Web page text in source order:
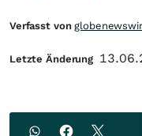
Verfasst von
Letzte Änderung